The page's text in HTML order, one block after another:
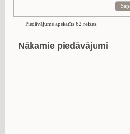
Piedāvājums apskatīts 62 reizes.
Nākamie piedāvājumi